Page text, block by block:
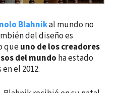
Blahnikal mundo no
del diseño es
queuno de los creadores
del mundo ha estado
el 2012.